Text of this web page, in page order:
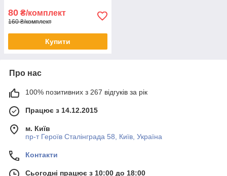
80 ₴/комплект
160 ₴/комплект
Купити
Про нас
100% позитивних з 267 відгуків за рік
Працює з 14.12.2015
м. Київ
пр-т Героїв Сталінграда 58, Київ, Україна
Контакти
Сьогодні працює з 10:00 до 18:00